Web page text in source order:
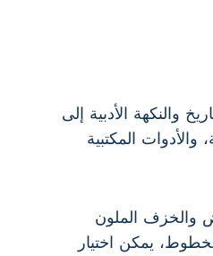
والنكهة الأدبية إلى
والأدوات المكتبية
والخزف الملون
يمكن اختيار